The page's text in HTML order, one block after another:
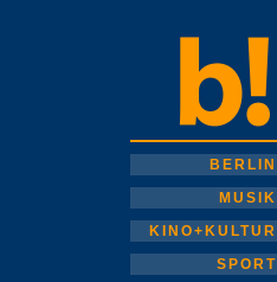
BERLIN
MUSIK
KINO+KULTUR
SPORT